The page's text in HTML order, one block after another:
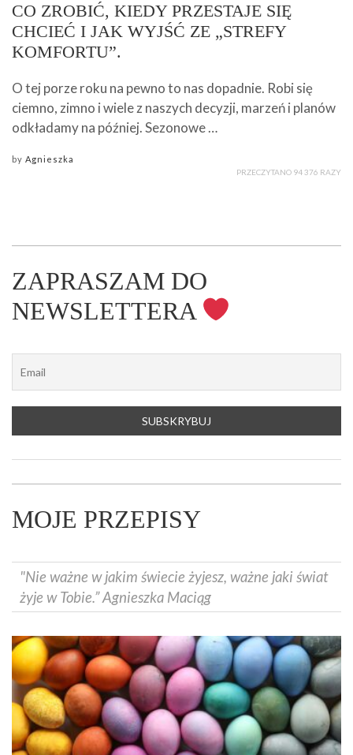
CO ZROBIĆ, KIEDY PRZESTAJE SIĘ
CHCIEĆ I JAK WYJŚĆ ZE „STREFY
KOMFORTU”.
O tej porze roku na pewno to nas dopadnie. Robi się
ciemno, zimno i wiele z naszych decyzji, marzeń i planów
odkładamy na później. Sezonowe …
by Agnieszka
PRZECZYTANO 94 376 RAZY
ZAPRASZAM DO
NEWSLETTERA
MOJE PRZEPISY
"Nie ważne w jakim świecie żyjesz, ważne jaki świat
żyje w Tobie.” Agnieszka Maciąg